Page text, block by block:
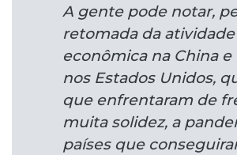
A gente pode notar,
retomada da atividade
econômica na China
nos Estados Unidos,
que enfrentaram de
muita solidez, a
países que